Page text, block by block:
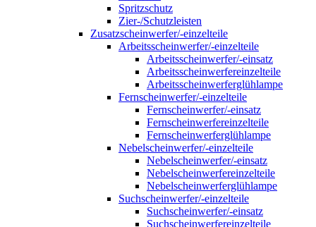
Spritzschutz
Zier-/Schutzleisten
Zusatzscheinwerfer/-einzelteile
Arbeitsscheinwerfer/-einzelteile
Arbeitsscheinwerfer/-einsatz
Arbeitsscheinwerfereinzelteile
Arbeitsscheinwerferglühlampe
Fernscheinwerfer/-einzelteile
Fernscheinwerfer/-einsatz
Fernscheinwerfereinzelteile
Fernscheinwerferglühlampe
Nebelscheinwerfer/-einzelteile
Nebelscheinwerfer/-einsatz
Nebelscheinwerfereinzelteile
Nebelscheinwerferglühlampe
Suchscheinwerfer/-einzelteile
Suchscheinwerfer/-einsatz
Suchscheinwerfereinzelteile